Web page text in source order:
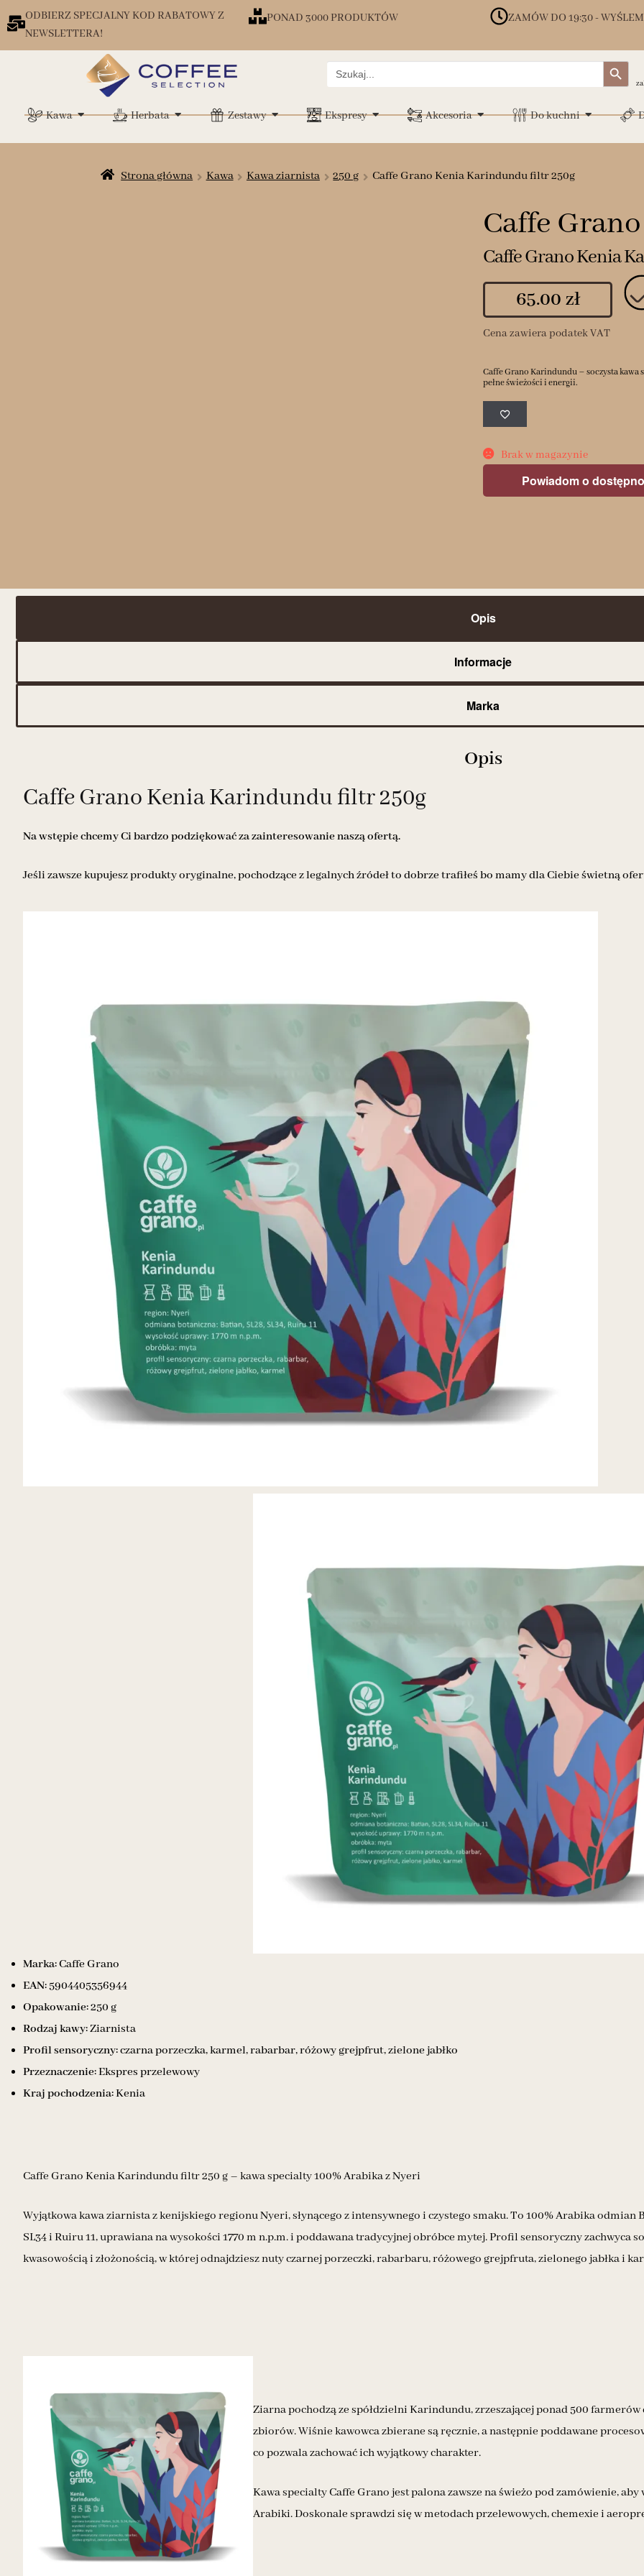
ODBIERZ SPECJALNY KOD RABATOWY Z
NEWSLETTERA!
PONAD 3000 PRODUKTÓW ZAMÓW DO 19:30 -
Search
for:
Search Button
Kawa Herbata Zestawy Ekspresy Akcesoria Do kuchni
Strona główna Kawa Kawa ziarnista 250 g Caffe Grano Kenia Karindundu filtr 250g
Caffe Grano
Caffe Grano Kenia
65.00 zł
Cena zawiera podatek VAT
Caffe Grano Karindundu – soczysta
pełne świeżości i energii.
Brak w magazynie
Powiadom o
Opis
Informacje
Marka
Opis
Caffe Grano Kenia Karindundu filtr 250g
Na wstępie chcemy Ci bardzo podziękować za zainteresowanie naszą ofertą.
Jeśli zawsze kupujesz produkty oryginalne, pochodzące z legalnych źródeł to dobrze trafiłeś bo mamy dla Ciebie świetną
Marka:Caffe Grano
EAN:5904405356944
Opakowanie:250 g
Rodzaj kawy:Ziarnista
Profil sensoryczny:czarna porzeczka, karmel, rabarbar, różowy grejpfrut, zielone jabłko
Przeznaczenie:Ekspres przelewowy
Kraj pochodzenia:Kenia
Caffe Grano Kenia Karindundu filtr 250 g – kawa specialty 100% Arabika z Nyeri
Wyjątkowa kawa ziarnista z kenijskiego regionu Nyeri, słynącego z intensywnego i czystego smaku. To 100% Arabika odmian
SL34 i Ruiru 11, uprawiana na wysokości 1770 m n.p.m. i poddawana tradycyjnej obróbce mytej. Profil sensoryczny zachwyca
kwasowością i złożonością, w której odnajdziesz nuty czarnej porzeczki, rabarbaru, różowego grejpfruta, zielonego jabłka i
Ziarna pochodzą ze spółdzielni Karindundu, zrzeszającej ponad 500
zbiorów. Wiśnie kawowca zbierane są ręcznie, a następnie poddawane
co pozwala zachować ich wyjątkowy charakter.
Kawa specialty Caffe Grano jest palona zawsze na świeżo pod zamówienie,
Arabiki. Doskonale sprawdzi się w metodach przelewowych, chemexie i